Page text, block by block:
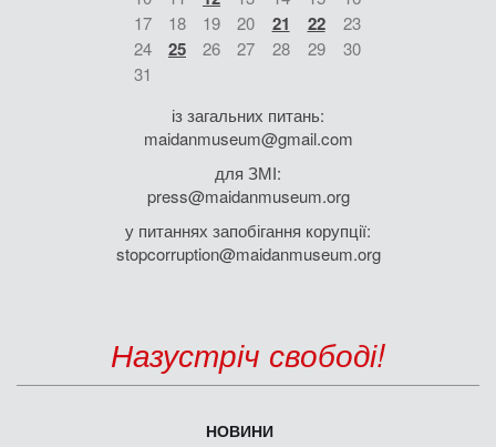
17
18 19 20 21 22
23
24
25 26 27 28 29
30
31
із загальних питань:
maidanmuseum@gmail.com
для ЗМІ:
press@maidanmuseum.org
у питаннях запобігання корупції:
stopcorruption@maidanmuseum.org
Назустріч свободі!
НОВИНИ